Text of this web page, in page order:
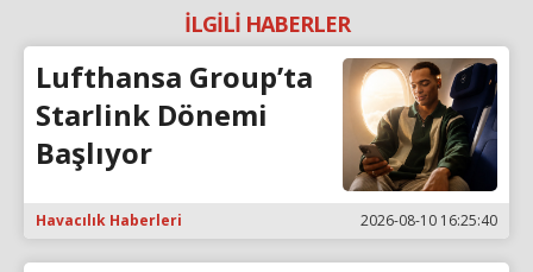
İLGİLİ HABERLER
Lufthansa Group’ta
Starlink Dönemi
Başlıyor
Havacılık Haberleri 2026-08-10 16:25:40